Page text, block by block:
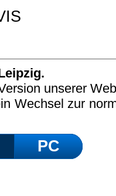
unserer
Wechsel zur
PC